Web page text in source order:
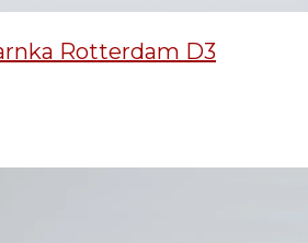
Rotterdam D3